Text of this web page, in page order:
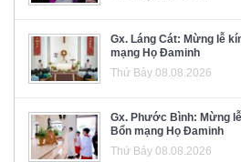
Gx. Láng Cát: Mừng lễ
mạng Họ Đaminh
Thứ Bảy 08.08.2026
Gx. Phước Bình: Mừng
Bổn mạng Họ Đaminh
Thứ Bảy 08.08.2026